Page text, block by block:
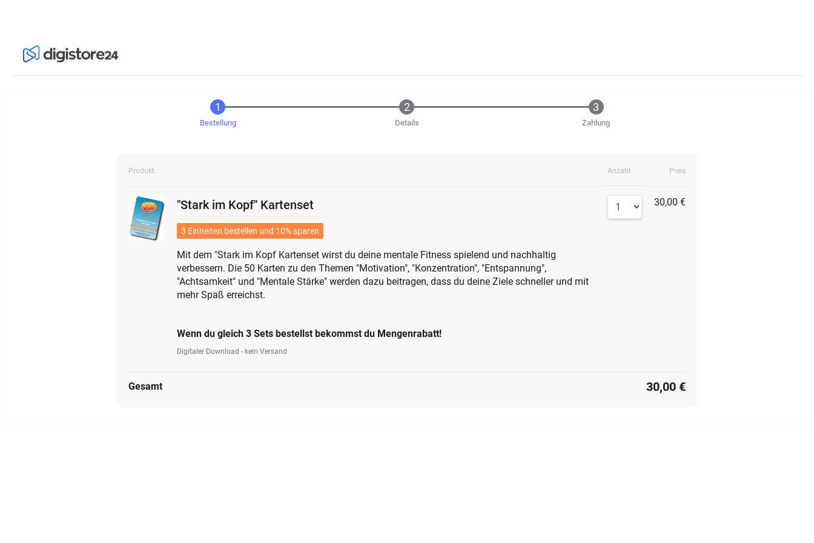
Bestellung Details Zahlung
Produkt Anzahl Preis
"Stark im Kopf" Kartenset
3 Einheiten bestellen und 10% sparen
Mit dem "Stark im Kopf Kartenset wirst du deine mentale Fitness spielend und nachhaltig
verbessern. Die 50 Karten zu den Themen "Motivation", "Konzentration", "Entspannung",
"Achtsamkeit" und "Mentale Stärke" werden dazu beitragen, dass du deine Ziele schneller und mit
mehr Spaß erreichst.
Wenn du gleich 3 Sets bestellst bekommst du Mengenrabatt!
Digitaler Download - kein Versand
30,00 €
Gesamt 30,00 €